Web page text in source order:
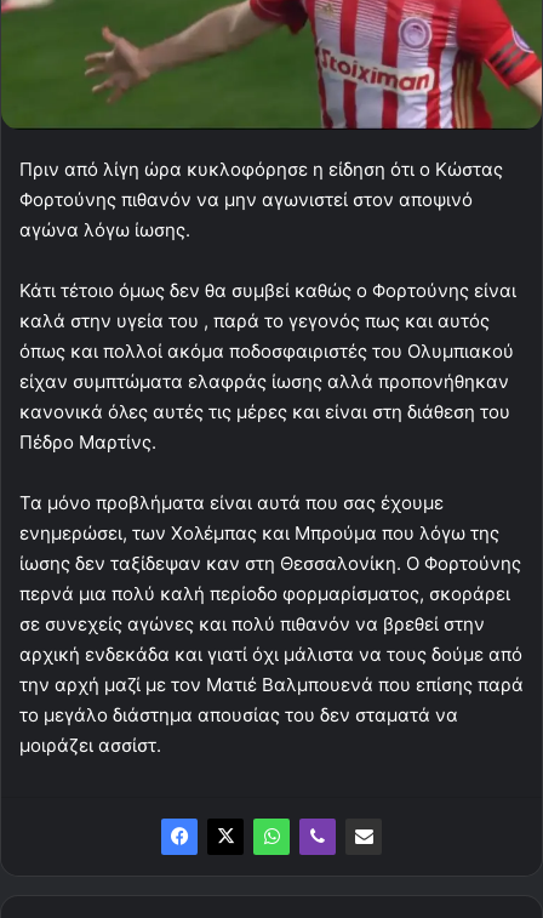
Πριν από λίγη ώρα κυκλοφόρησε η είδηση ότι ο Κώστας
Φορτούνης πιθανόν να μην αγωνιστεί στον αποψινό
αγώνα λόγω ίωσης.
Κάτι τέτοιο όμως δεν θα συμβεί καθώς ο Φορτούνης είναι
καλά στην υγεία του , παρά το γεγονός πως και αυτός
όπως και πολλοί ακόμα ποδοσφαιριστές του Ολυμπιακού
είχαν συμπτώματα ελαφράς ίωσης αλλά προπονήθηκαν
κανονικά όλες αυτές τις μέρες και είναι στη διάθεση του
Πέδρο Μαρτίνς.
Τα μόνο προβλήματα είναι αυτά που σας έχουμε
ενημερώσει, των Χολέμπας και Μπρούμα που λόγω της
ίωσης δεν ταξίδεψαν καν στη Θεσσαλονίκη. Ο Φορτούνης
περνά μια πολύ καλή περίοδο φορμαρίσματος, σκοράρει
σε συνεχείς αγώνες και πολύ πιθανόν να βρεθεί στην
αρχική ενδεκάδα και γιατί όχι μάλιστα να τους δούμε από
την αρχή μαζί με τον Ματιέ Βαλμπουενά που επίσης παρά
το μεγάλο διάστημα απουσίας του δεν σταματά να
μοιράζει ασσίστ.